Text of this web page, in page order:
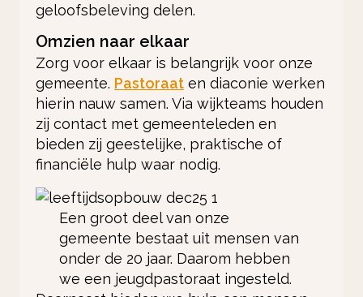
geloofsbeleving delen.
Omzien naar elkaar
Zorg voor elkaar is belangrijk voor onze
gemeente. Pastoraat en diaconie werken
hierin nauw samen. Via wijkteams houden
zij contact met gemeenteleden en
bieden zij geestelijke, praktische of
financiële hulp waar nodig.
Een groot deel van onze
gemeente bestaat uit mensen van
onder de 20 jaar. Daarom hebben
we een jeugdpastoraat ingesteld.